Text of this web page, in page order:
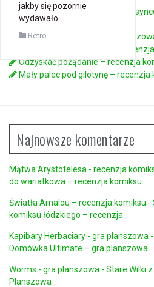
jakby się pozornie
wydawało.
Retro
Assassin’s Creed Black Flag
recenzja książki
Kroniki Zamku Avel – gra
Siostry Seasons – tom 2 –
Odzyskać pożądanie – recenzja
Mały palec pod gilotynę – recenzja
Najnowsze komentarze
Mątwa Arystotelesa - recenzja
do wariatkowa – recenzja komiksu
Światła Amalou – recenzja komiksu -
komiksu łódzkiego – recenzja
Kapibary Herbaciary - gra planszowa
Domówka Ultimate – gra planszowa
Worms - gra planszowa - Stare Wilki z
Planszowa